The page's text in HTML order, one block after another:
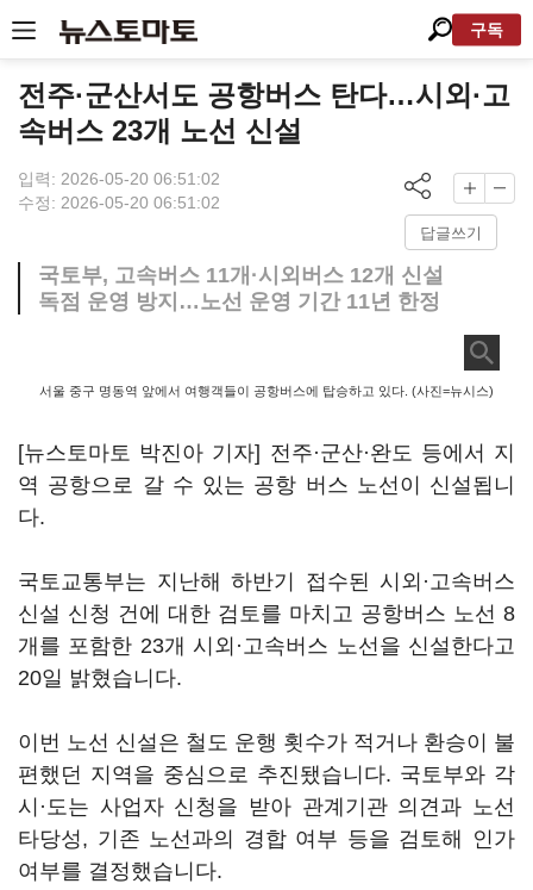
구독
전주·군산서도 공항버스 탄다…시외·고
속버스 23개 노선 신설
입력: 2026-05-20 06:51:02
수정: 2026-05-20 06:51:02
답글쓰기
국토부, 고속버스 11개·시외버스 12개 신설
독점 운영 방지…노선 운영 기간 11년 한정
서울 중구 명동역 앞에서 여행객들이 공항버스에 탑승하고 있다. (사진=뉴시스)
[뉴스토마토 박진아 기자] 전주·군산·완도 등에서 지
역 공항으로 갈 수 있는 공항 버스 노선이 신설됩니
다.
국토교통부는 지난해 하반기 접수된 시외·고속버스
신설 신청 건에 대한 검토를 마치고 공항버스 노선 8
개를 포함한 23개 시외·고속버스 노선을 신설한다고
20일 밝혔습니다.
이번 노선 신설은 철도 운행 횟수가 적거나 환승이 불
편했던 지역을 중심으로 추진됐습니다. 국토부와 각
시·도는 사업자 신청을 받아 관계기관 의견과 노선
타당성, 기존 노선과의 경합 여부 등을 검토해 인가
여부를 결정했습니다.